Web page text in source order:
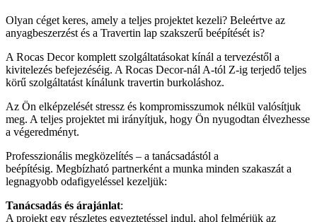
Olyan céget keres, amely a teljes projektet kezeli? Beleértve az
anyagbeszerzést és a Travertin lap szakszerű beépítését is?
A Rocas Decor komplett szolgáltatásokat kínál a tervezéstől a
kivitelezés befejezéséig. A Rocas Decor-nál A-tól Z-ig terjedő teljes
körű szolgáltatást kínálunk travertin burkoláshoz.
Az Ön elképzelését stressz és kompromisszumok nélkül valósítjuk
meg. A teljes projektet mi irányítjuk, hogy Ön nyugodtan élvezhesse
a végeredményt.
Professzionális megközelítés – a tanácsadástól a
beépítésig. Megbízható partnerként a munka minden szakaszát a
legnagyobb odafigyeléssel kezeljük:
Tanácsadás és árajánlat:
A projekt egy részletes egyeztetéssel indul, ahol felmérjük az